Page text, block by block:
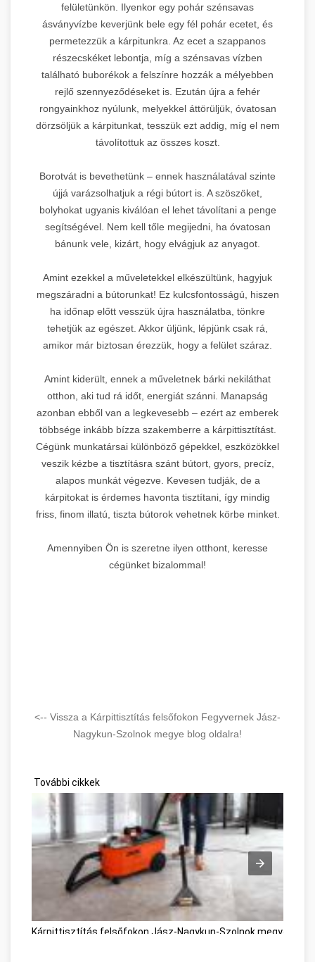
felületünkön. Ilyenkor egy pohár szénsavas
ásványvízbe keverjünk bele egy fél pohár ecetet, és
permetezzük a kárpitunkra. Az ecet a szappanos
részecskéket lebontja, míg a szénsavas vízben
található buborékok a felszínre hozzák a mélyebben
rejlő szennyeződéseket is. Ezután újra a fehér
rongyainkhoz nyúlunk, melyekkel áttörüljük, óvatosan
dörzsöljük a kárpitunkat, tesszük ezt addig, míg el nem
távolítottuk az összes koszt.
Borotvát is bevethetünk – ennek használatával szinte
újjá varázsolhatjuk a régi bútort is. A szöszöket,
bolyhokat ugyanis kiválóan el lehet távolítani a penge
segítségével. Nem kell tőle megijedni, ha óvatosan
bánunk vele, kizárt, hogy elvágjuk az anyagot.
Amint ezekkel a műveletekkel elkészültünk, hagyjuk
megszáradni a bútorunkat! Ez kulcsfontosságú, hiszen
ha időnap előtt vesszük újra használatba, tönkre
tehetjük az egészet. Akkor üljünk, lépjünk csak rá,
amikor már biztosan érezzük, hogy a felület száraz.
Amint kiderült, ennek a műveletnek bárki nekiláthat
otthon, aki tud rá időt, energiát szánni. Manapság
azonban ebből van a legkevesebb – ezért az emberek
többsége inkább bízza szakemberre a kárpittisztítást.
Cégünk munkatársai különböző gépekkel, eszközökkel
veszik kézbe a tisztításra szánt bútort, gyors, precíz,
alapos munkát végezve. Kevesen tudják, de a
kárpitokat is érdemes havonta tisztítani, így mindig
friss, finom illatú, tiszta bútorok vehetnek körbe minket.
Amennyiben Ön is szeretne ilyen otthont, keresse
cégünket bizalommal!
<-- Vissza a Kárpittisztítás felsőfokon Fegyvernek Jász-
Nagykun-Szolnok megye blog oldalra!
További cikkek
Kárpittisztítás felsőfokon Jász-Nagykun-Szolnok megye